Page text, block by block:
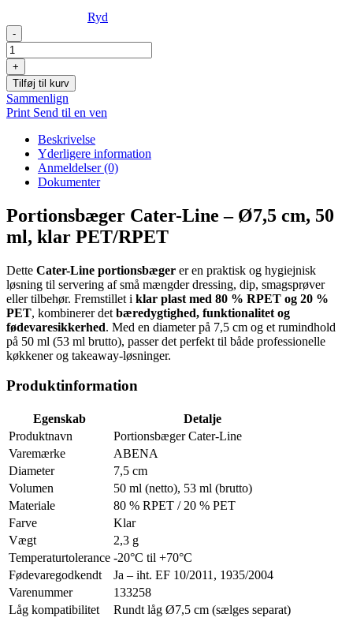
Ryd
Portionsbæger,
Cater-
Line,
Ø7,5cm,
50
ml,
klar,
antal
-
+
Tilføj til kurv
Sammenlign
Print Send til en ven
Beskrivelse
Yderligere information
Anmeldelser (0)
Dokumenter
Portionsbæger Cater-Line – Ø7,5 cm, 50
ml, klar PET/RPET
Dette Cater-Line portionsbæger er en praktisk og hygiejnisk
løsning til servering af små mængder dressing, dip, smagsprøver
eller tilbehør. Fremstillet i klar plast med 80 % RPET og 20 %
PET, kombinerer det bæredygtighed, funktionalitet og
fødevaresikkerhed. Med en diameter på 7,5 cm og et rumindhold
på 50 ml (53 ml brutto), passer det perfekt til både professionelle
køkkener og takeaway-løsninger.
Produktinformation
Egenskab
Detalje
Produktnavn
Portionsbæger Cater-Line
Varemærke
ABENA
Diameter
7,5 cm
Volumen
50 ml (netto), 53 ml (brutto)
Materiale
80 % RPET / 20 % PET
Farve
Klar
Vægt
2,3 g
Temperaturtolerance -20°C til +70°C
Fødevaregodkendt
Ja – iht. EF 10/2011, 1935/2004
Varenummer
133258
Låg kompatibilitet
Rundt låg Ø7,5 cm (sælges separat)